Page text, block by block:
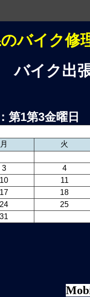
バイク修
バイク出
：第1第3金
月 火
3
4
10
11
17
18
24
25
31